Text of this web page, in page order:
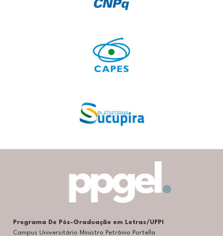
Programa De Pós-Graduação em Letras/UFPI
Campus Universitário Ministro Petrônio Portella